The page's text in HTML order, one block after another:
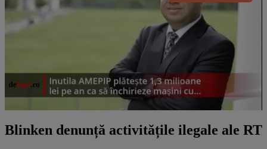
Blinken denunță activitățile ilegale ale RT